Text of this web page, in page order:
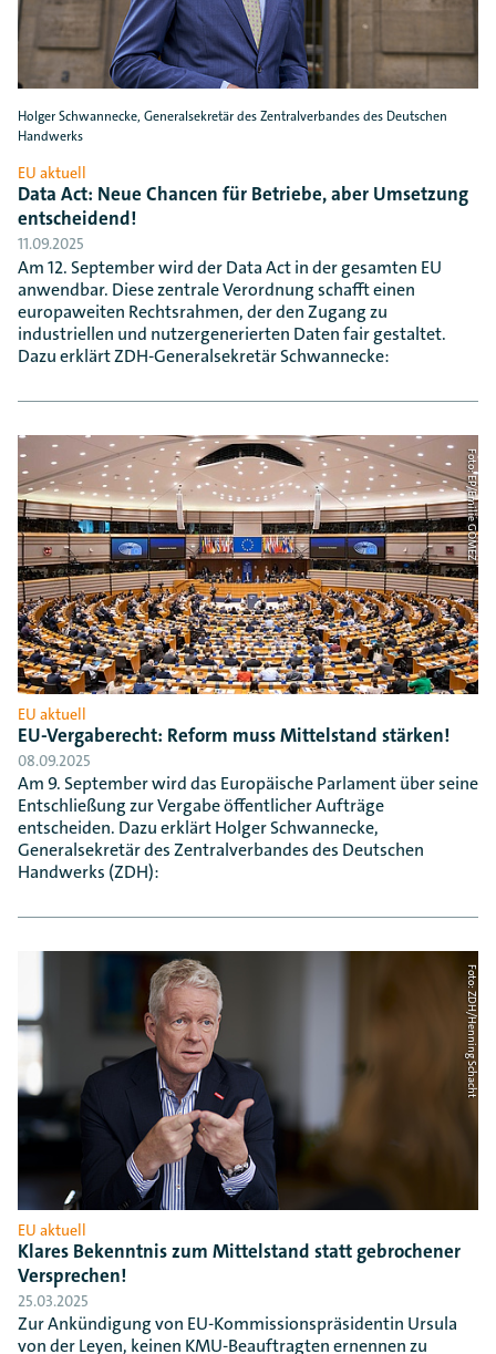
Holger Schwannecke, Generalsekretär des Zentralverbandes des Deutschen
Handwerks
EU aktuell
Data Act: Neue Chancen für Betriebe, aber Umsetzung
entscheidend!
11.09.2025
Am 12. September wird der Data Act in der gesamten EU
anwendbar. Diese zentrale Verordnung schafft einen
europaweiten Rechtsrahmen, der den Zugang zu
industriellen und nutzergenerierten Daten fair gestaltet.
Dazu erklärt ZDH-Generalsekretär Schwannecke:
Foto: EP/Emilie GOMEZ
EU aktuell
EU-Vergaberecht: Reform muss Mittelstand stärken!
08.09.2025
Am 9. September wird das Europäische Parlament über seine
Entschließung zur Vergabe öffentlicher Aufträge
entscheiden. Dazu erklärt Holger Schwannecke,
Generalsekretär des Zentralverbandes des Deutschen
Handwerks (ZDH):
Foto: ZDH/Henning Schacht
EU aktuell
Klares Bekenntnis zum Mittelstand statt gebrochener
Versprechen!
25.03.2025
Zur Ankündigung von EU-Kommissionspräsidentin Ursula
von der Leyen, keinen KMU-Beauftragten ernennen zu